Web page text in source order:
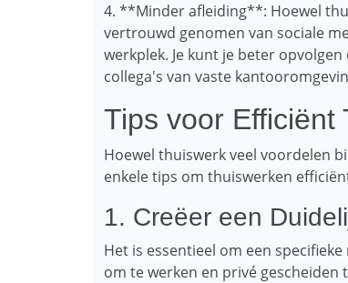
4. **Minder afleiding**: Hoewel
vertrouwd genomen van sociale
werkplek. Je kunt je beter
collega's van vaste
Tips voor Efficiënt
Hoewel thuiswerk veel voordelen
enkele tips om thuiswerken
1. Creëer een
Het is essentieel om een
om te werken en privé